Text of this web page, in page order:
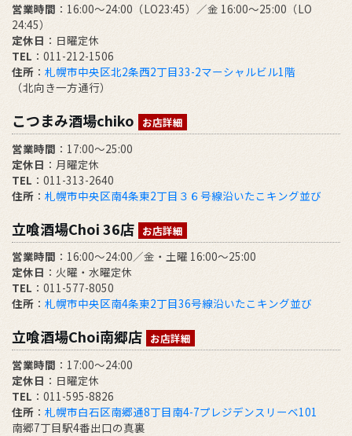
営業時間 ：16:00～24:00（LO23:45）／金 16:00～25:00（LO
24:45）
定休日 ：日曜定休
TEL ：011-212-1506
住所 ： 札幌市中央区北2条西2丁目33-2マーシャルビル1階
（北向き一方通行）
こつまみ酒場chiko お店詳細
営業時間 ：17:00～25:00
定休日 ：月曜定休
TEL ：011-313-2640
住所 ： 札幌市中央区南4条東2丁目３６号線沿いたこキング並び
立喰酒場Choi 36店 お店詳細
営業時間 ：16:00～24:00／金・土曜 16:00～25:00
定休日 ：火曜・水曜定休
TEL ：011-577-8050
住所 ： 札幌市中央区南4条東2丁目36号線沿いたこキング並び
立喰酒場Choi南郷店 お店詳細
営業時間 ：17:00～24:00
定休日 ：日曜定休
TEL ：011-595-8826
住所 ： 札幌市白石区南郷通8丁目南4-7プレジデンスリーベ101
南郷7丁目駅4番出口の真裏